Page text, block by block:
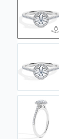
der
Bildgalerie
springen